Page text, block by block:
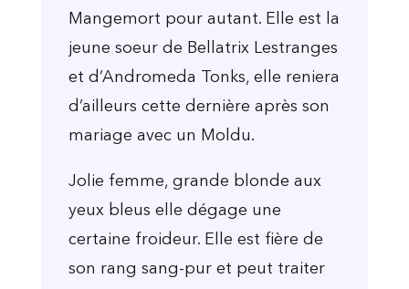
Mangemort pour autant. Elle est la
jeune soeur de Bellatrix Lestranges
et d’Andromeda Tonks, elle reniera
d’ailleurs cette dernière après son
mariage avec un Moldu.
Jolie femme, grande blonde aux
yeux bleus elle dégage une
certaine froideur. Elle est fière de
son rang sang-pur et peut traiter